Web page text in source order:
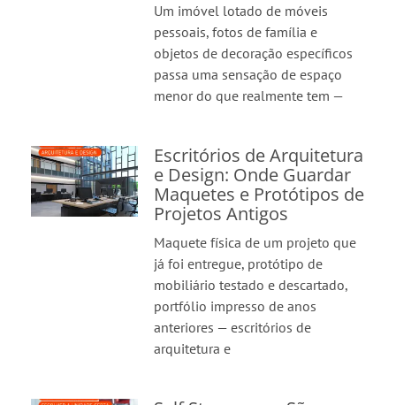
Um imóvel lotado de móveis
pessoais, fotos de família e
objetos de decoração específicos
passa uma sensação de espaço
menor do que realmente tem —
Escritórios de Arquitetura
e Design: Onde Guardar
Maquetes e Protótipos de
Projetos Antigos
Maquete física de um projeto que
já foi entregue, protótipo de
mobiliário testado e descartado,
portfólio impresso de anos
anteriores — escritórios de
arquitetura e